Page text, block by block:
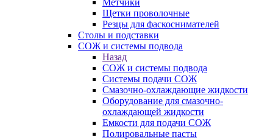
Метчики
Щетки проволочные
Резцы для фаскоснимателей
Столы и подставки
СОЖ и системы подвода
Назад
СОЖ и системы подвода
Системы подачи СОЖ
Смазочно-охлаждающие жидкости
Оборудование для смазочно-
охлаждающей жидкости
Емкости для подачи СОЖ
Полировальные пасты